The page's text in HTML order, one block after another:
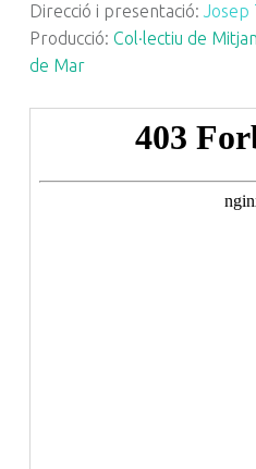
Direcció i presentació: Josep
Producció: Col·lectiu de
de Mar